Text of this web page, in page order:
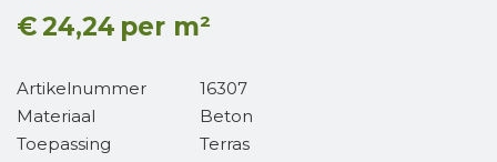
€24,24 per m²
Artikelnummer
16307
Materiaal
Beton
Toepassing
Terras